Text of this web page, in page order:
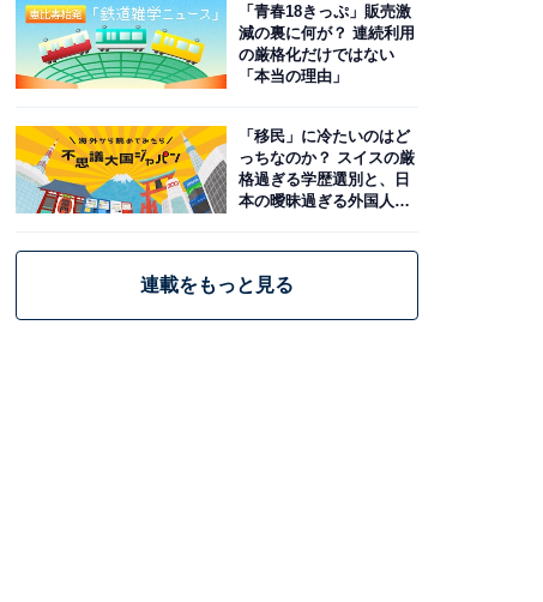
「青春18きっぷ」販売激
減の裏に何が？ 連続利用
の厳格化だけではない
「本当の理由」
「移民」に冷たいのはど
っちなのか？ スイスの厳
格過ぎる学歴選別と、日
本の曖昧過ぎる外国人政
連載をもっと見る